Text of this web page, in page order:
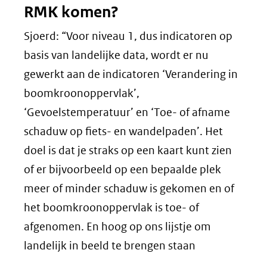
RMK komen?
Sjoerd: “Voor niveau 1, dus indicatoren op
basis van landelijke data, wordt er nu
gewerkt aan de indicatoren ‘Verandering in
boomkroonoppervlak’,
‘Gevoelstemperatuur’ en ‘Toe- of afname
schaduw op fiets- en wandelpaden’. Het
doel is dat je straks op een kaart kunt zien
of er bijvoorbeeld op een bepaalde plek
meer of minder schaduw is gekomen en of
het boomkroonoppervlak is toe- of
afgenomen. En hoog op ons lijstje om
landelijk in beeld te brengen staan